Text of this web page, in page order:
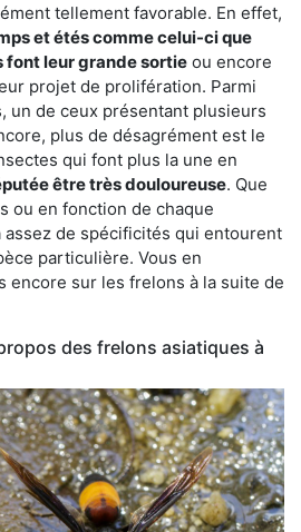
tellement favorable. En effet,
et étés comme celui-ci que
font leur grande sortie ou encore
projet de prolifération. Parmi
un de ceux présentant plusieurs
plus de désagrément est le
qui font plus la une en
être très douloureuse. Que
ou en fonction de chaque
de spécificités qui entourent
particulière. Vous en
encore sur les frelons à la suite de
des frelons asiatiques à